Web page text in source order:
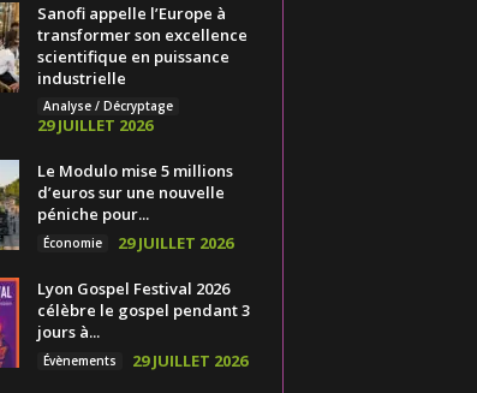
Sanofi appelle l’Europe à
transformer son excellence
scientifique en puissance
industrielle
Analyse / Décryptage
29 JUILLET 2026
Le Modulo mise 5 millions
d’euros sur une nouvelle
péniche pour...
Économie 29 JUILLET 2026
Lyon Gospel Festival 2026
célèbre le gospel pendant 3
jours à...
Évènements 29 JUILLET 2026